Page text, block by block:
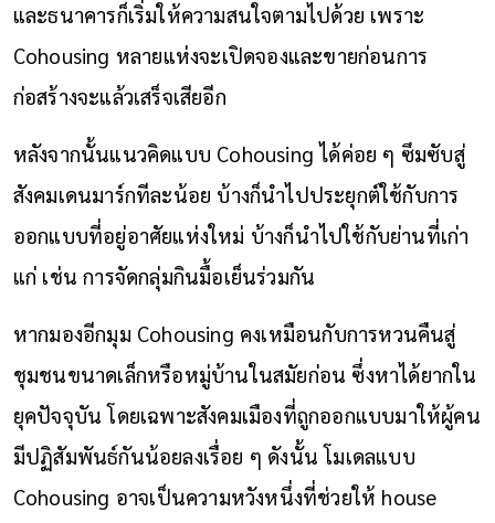
และธนาคารก็เริ่มให้ความสนใจตามไปด้วย เพราะ
Cohousing หลายแห่งจะเปิดจองและขายก่อนการ
ก่อสร้างจะแล้วเสร็จเสียอีก
หลังจากนั้นแนวคิดแบบ Cohousing ได้ค่อย ๆ ซึมซับสู่
สังคมเดนมาร์กทีละน้อย บ้างก็นำไปประยุกต์ใช้กับการ
ออกแบบที่อยู่อาศัยแห่งใหม่ บ้างก็นำไปใช้กับย่านที่เก่า
แก่ เช่น การจัดกลุ่มกินมื้อเย็นร่วมกัน
หากมองอีกมุม Cohousing คงเหมือนกับการหวนคืนสู่
ชุมชนขนาดเล็กหรือหมู่บ้านในสมัยก่อน ซึ่งหาได้ยากใน
ยุคปัจจุบัน โดยเฉพาะสังคมเมืองที่ถูกออกแบบมาให้ผู้คน
มีปฏิสัมพันธ์กันน้อยลงเรื่อย ๆ ดังนั้น โมเดลแบบ
Cohousing อาจเป็นความหวังหนึ่งที่ช่วยให้ house